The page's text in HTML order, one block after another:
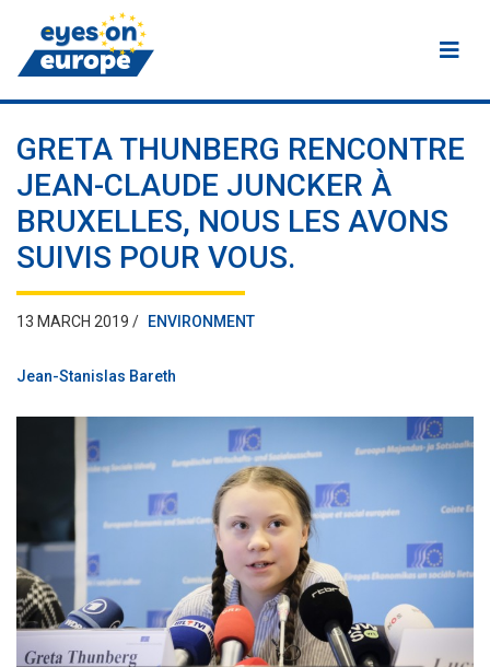
Eyes on Europe
GRETA THUNBERG RENCONTRE
JEAN-CLAUDE JUNCKER À
BRUXELLES, NOUS LES AVONS
SUIVIS POUR VOUS.
13 MARCH 2019 / ENVIRONMENT
Jean-Stanislas Bareth